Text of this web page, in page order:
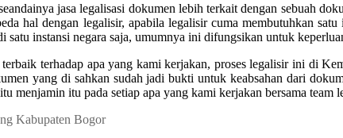
jasa legalisasi dokumen lebih terkait dengan sebuah
hal dengan legalisir, apabila legalisir cuma membutuhkan
instansi negara saja, umumnya ini difungsikan untuk
terhadap apa yang kami kerjakan, proses legalisir ini di
yang di sahkan sudah jadi bukti untuk keabsahan dari
menjamin itu pada setiap apa yang kami kerjakan bersama team